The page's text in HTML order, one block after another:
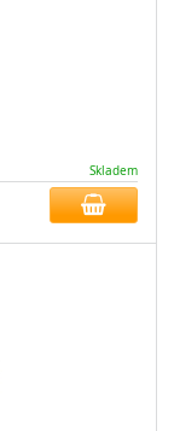
Skladem